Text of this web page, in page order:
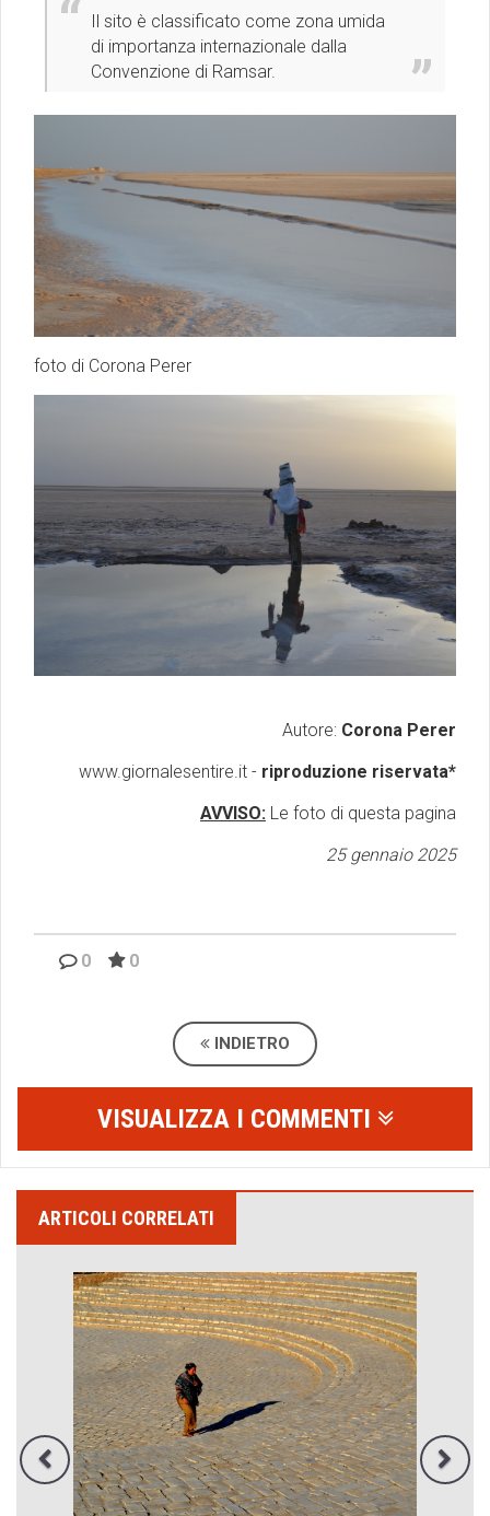
Il sito è classificato come zona umida
di importanza internazionale dalla
Convenzione di Ramsar.
foto di Corona Perer
Autore: Corona Perer
www.giornalesentire.it - riproduzione riservata*
AVVISO: Le foto di questa pagina
25 gennaio 2025
0 0
INDIETRO
VISUALIZZA I COMMENTI
ARTICOLI CORRELATI
Emilio Isgrò, il cancellatore